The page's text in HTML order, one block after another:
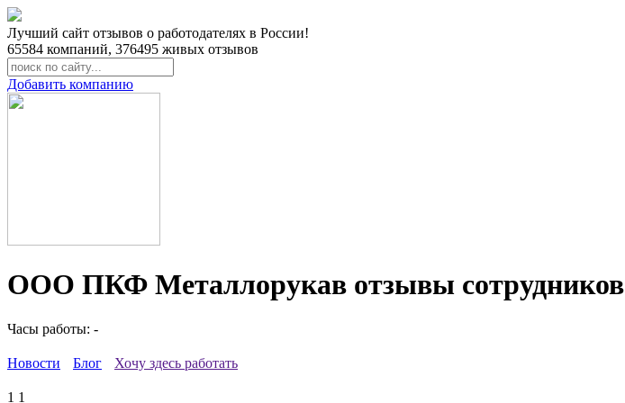
Лучший сайт отзывов о работодателях в России!
65584 компаний, 376495 живых отзывов
Добавить компанию
ООО ПКФ Металлорукав отзывы сотрудников
Часы работы: -
Новости Блог Хочу здесь работать
1 1